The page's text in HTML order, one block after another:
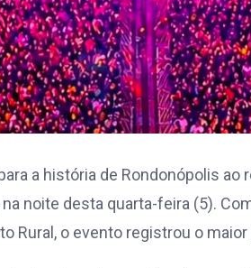
a história de Rondonópolis
noite desta quarta-feira (5).
Rural, o evento registrou o